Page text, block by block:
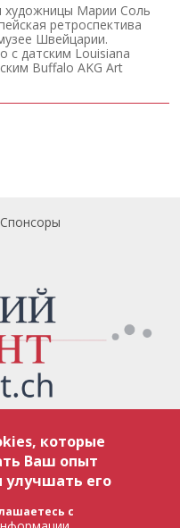
художницы Марии Соль
ретроспектива
Швейцарии.
с датским Louisiana
Buffalo AKG Art
Спонсоры
об авторском праве и
частичное использование
редакции. В случае полного
сайта rusaccent.ch,
заимствованный
rusaccent.ch, являются
или частичное
которые
Ваш опыт
улучшать его
с